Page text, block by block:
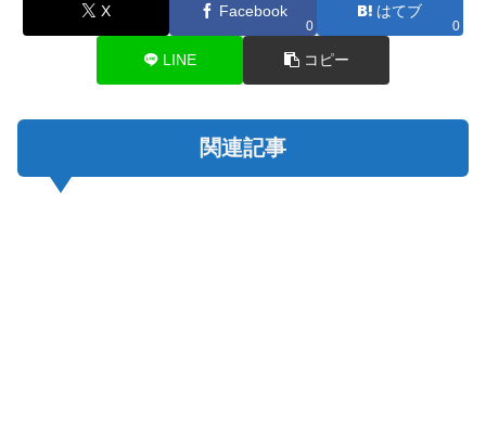
X Facebook
0
はてブ
0
LINE コピー
関連記事